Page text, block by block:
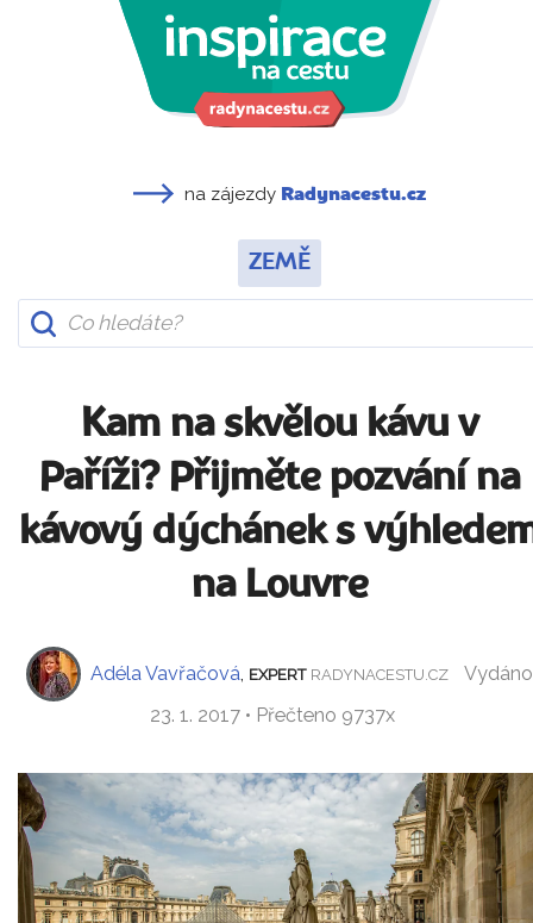
na zájezdy Radynacestu.cz
ZEMĚ
Kam na skvělou kávu v
Paříži? Přijměte pozvání na
kávový dýchánek s
na Louvre
Adéla Vavřačová EXPERT RADYNACESTU.CZ
Vydáno
23. 1. 2017 • Přečteno 9737x